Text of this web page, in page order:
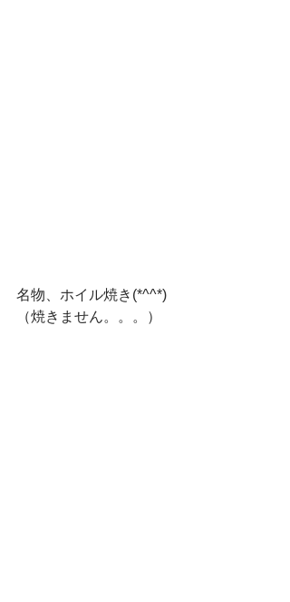
名物、ホイル焼き(*^^*)
（焼きません。。。）